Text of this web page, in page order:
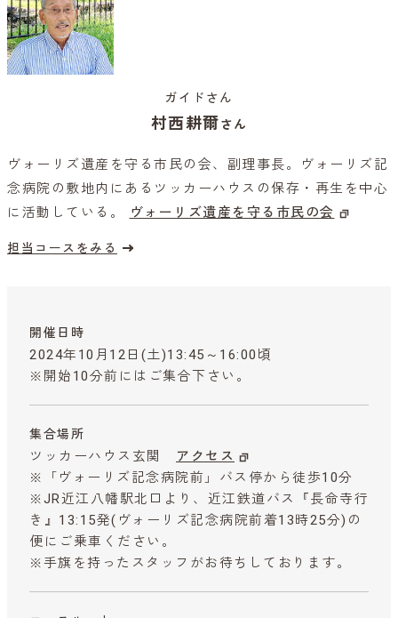
ガイドさん
村西耕爾さん
ヴォーリズ遺産を守る市民の会、副理事長。ヴォーリズ記
念病院の敷地内にあるツッカーハウスの保存・再生を中心
に活動している。
ヴォーリズ遺産を守る市民の会
担当コースをみる
開催日時
2024年10月12日(土)13:45～16:00頃
※開始10分前にはご集合下さい。
集合場所
ツッカーハウス玄関
アクセス
※「ヴォーリズ記念病院前」バス停から徒歩10分
※JR近江八幡駅北口より、近江鉄道バス『長命寺行
き』13:15発(ヴォーリズ記念病院前着13時25分)の
便にご乗車ください。
※手旗を持ったスタッフがお待ちしております。